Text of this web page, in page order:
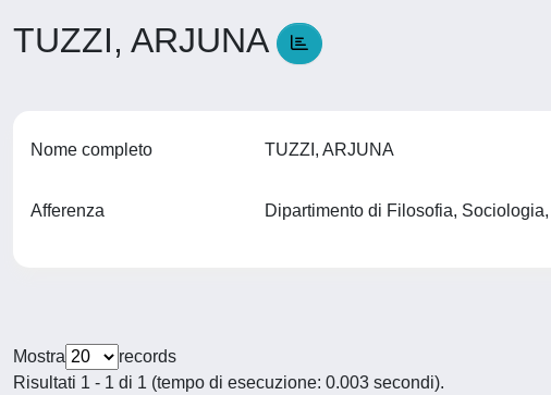
TUZZI, ARJUNA
Nome completo TUZZI, ARJUNA
Afferenza Dipartimento di Filosofia,
Mostra
records
Risultati 1 - 1 di 1 (tempo di esecuzione: 0.003 secondi).